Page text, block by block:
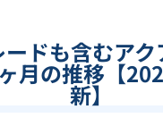
ドも含むアク
月の推移【
新】